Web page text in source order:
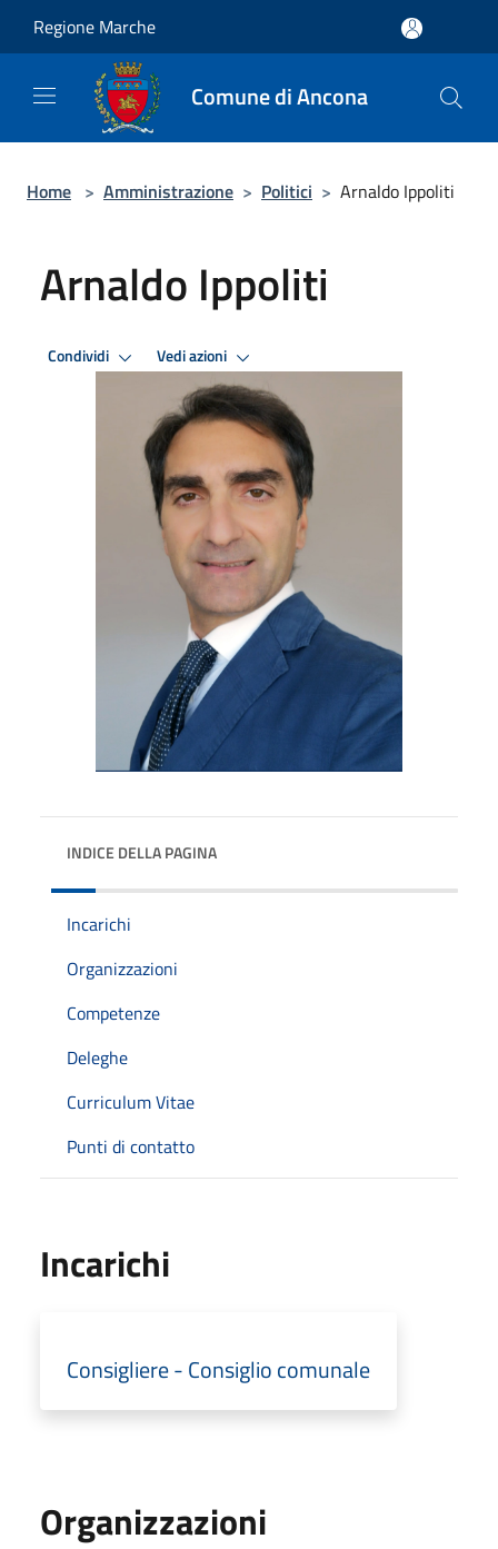
Regione Marche
Comune di Ancona
Home > Amministrazione > Politici > Arnaldo Ippoliti
Arnaldo Ippoliti
Condividi Vedi azioni
INDICE DELLA PAGINA
Incarichi
Organizzazioni
Competenze
Deleghe
Curriculum Vitae
Punti di contatto
Incarichi
Consigliere - Consiglio comunale
Organizzazioni